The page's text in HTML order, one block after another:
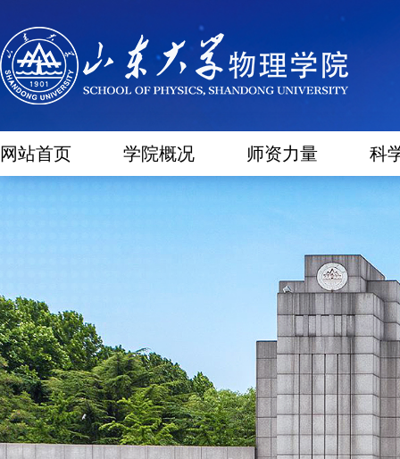
网站首页 学院概况 师资力量 科